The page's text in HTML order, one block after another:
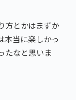
方とかはまずか
本当に楽しかっ
たなと思いま